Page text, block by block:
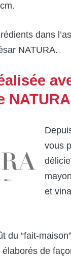
dans
NATURA.
NATURA
vous
et
du “fait-
de